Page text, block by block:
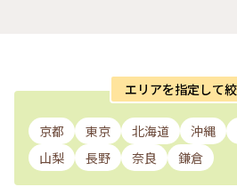
エリアを指定して
京都 東京 北海道 沖縄
山梨
長野 奈良 鎌倉